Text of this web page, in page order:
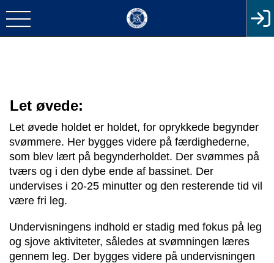
Let øvede:
Let øvede holdet er holdet, for oprykkede begynder
svømmere. Her bygges videre på færdighederne,
som blev lært på begynderholdet. Der svømmes på
tværs og i den dybe ende af bassinet. Der
undervises i 20-25 minutter og den resterende tid vil
være fri leg.
Undervisningens indhold er stadig med fokus på leg
og sjove aktiviteter, således at svømningen læres
gennem leg. Der bygges videre på undervisningen